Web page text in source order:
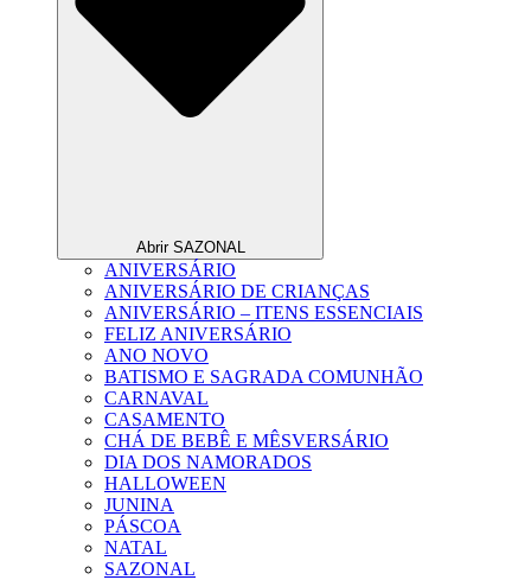
Abrir SAZONAL
ANIVERSÁRIO
ANIVERSÁRIO DE CRIANÇAS
ANIVERSÁRIO – ITENS ESSENCIAIS
FELIZ ANIVERSÁRIO
ANO NOVO
BATISMO E SAGRADA COMUNHÃO
CARNAVAL
CASAMENTO
CHÁ DE BEBÊ E MÊSVERSÁRIO
DIA DOS NAMORADOS
HALLOWEEN
JUNINA
PÁSCOA
NATAL
SAZONAL